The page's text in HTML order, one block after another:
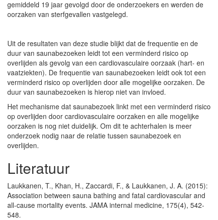
gemiddeld 19 jaar gevolgd door de onderzoekers en werden de
oorzaken van sterfgevallen vastgelegd.
Uit de resultaten van deze studie blijkt dat de frequentie en de
duur van saunabezoeken leidt tot een verminderd risico op
overlijden als gevolg van een cardiovasculaire oorzaak (hart- en
vaatziekten). De frequentie van saunabezoeken leidt ook tot een
verminderd risico op overlijden door alle mogelijke oorzaken. De
duur van saunabezoeken is hierop niet van invloed.
Het mechanisme dat saunabezoek linkt met een verminderd risico
op overlijden door cardiovasculaire oorzaken en alle mogelijke
oorzaken is nog niet duidelijk. Om dit te achterhalen is meer
onderzoek nodig naar de relatie tussen saunabezoek en
overlijden.
Literatuur
Laukkanen, T., Khan, H., Zaccardi, F., & Laukkanen, J. A. (2015):
Association between sauna bathing and fatal cardiovascular and
all-cause mortality events. JAMA internal medicine, 175(4), 542-
548.